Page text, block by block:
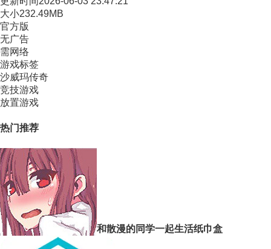
大小232.49MB
官方版
无广告
需网络
游戏标签
沙威玛传奇
竞技游戏
放置游戏
热门推荐
和散漫的同学一起生活纸巾盒